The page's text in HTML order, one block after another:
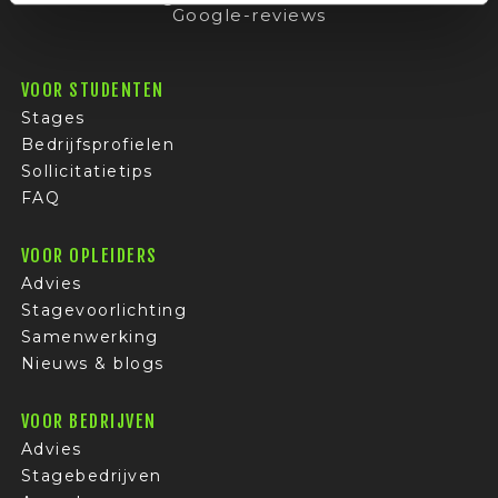
Google-reviews
VOOR STUDENTEN
Stages
Bedrijfsprofielen
Sollicitatietips
FAQ
VOOR OPLEIDERS
Advies
Stagevoorlichting
Samenwerking
Nieuws & blogs
VOOR BEDRIJVEN
Advies
Stagebedrijven